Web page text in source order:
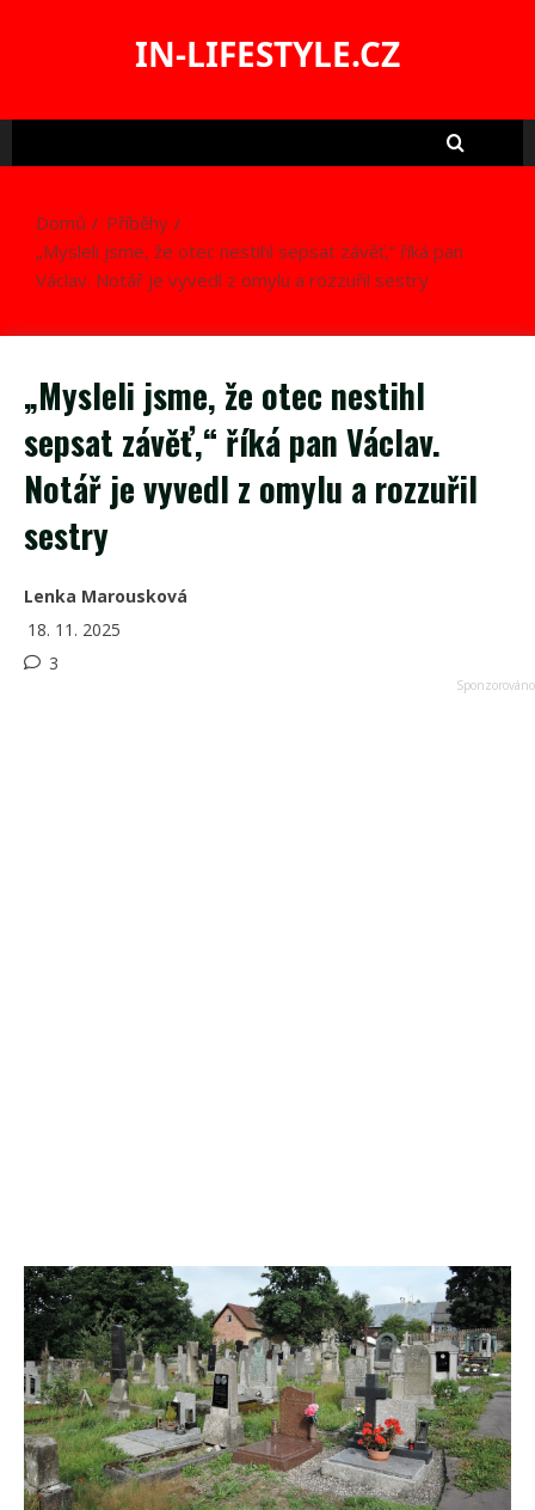
IN-LIFESTYLE.CZ
Domů
Příběhy
„Mysleli jsme, že otec nestihl sepsat závěť,“ říká pan
Václav. Notář je vyvedl z omylu a rozzuřil sestry
„Mysleli jsme, že otec nestihl
sepsat závěť,“ říká pan Václav.
Notář je vyvedl z omylu a rozzuřil
sestry
Lenka Marousková
18. 11. 2025
3